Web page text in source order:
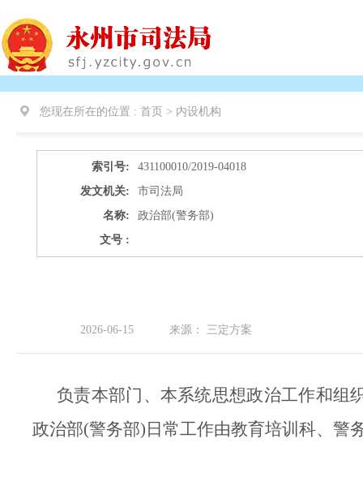
您现在所在的位置 : 首页 > 内设机构
索引号:
431100010/2019-04018
发文机关:
市司法局
名称:
政治部(警务部)
文号 :
2026-06-15 来源： 三定方案
负责本部门、本系统思想政治工作和组
政治部(警务部)日常工作由教育培训科、警